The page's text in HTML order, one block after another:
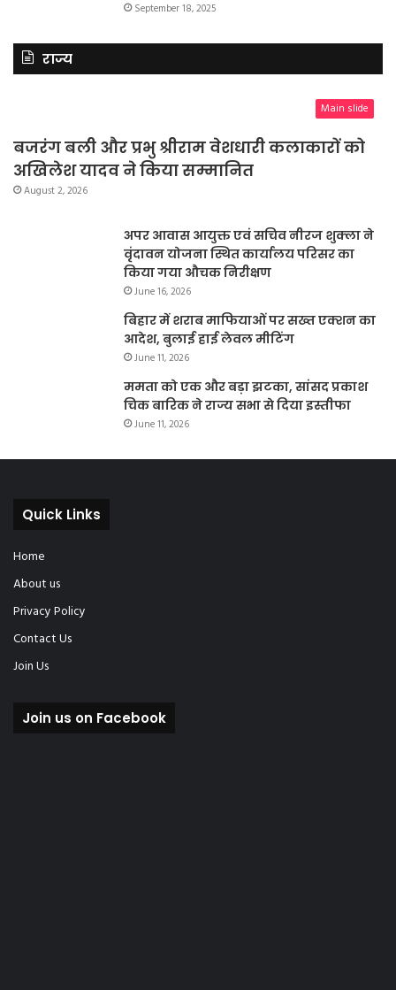
September 18, 2025
राज्य
Main slide
बजरंग बली और प्रभु श्रीराम वेशधारी कलाकारों को
अखिलेश यादव ने किया सम्मानित
August 2, 2026
अपर आवास आयुक्त एवं सचिव नीरज शुक्ला ने
वृंदावन योजना स्थित कार्यालय परिसर का
किया गया औचक निरीक्षण
June 16, 2026
बिहार में शराब माफियाओं पर सख्त एक्शन का
आदेश, बुलाई हाई लेवल मीटिंग
June 11, 2026
ममता को एक और बड़ा झटका, सांसद प्रकाश
चिक बारिक ने राज्य सभा से दिया इस्तीफा
June 11, 2026
Quick Links
Home
About us
Privacy Policy
Contact Us
Join Us
Join us on Facebook